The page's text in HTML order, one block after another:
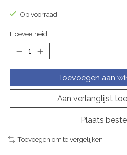
Op voorraad
Hoeveelheid:
Toevoegen aan
Aan verlanglijst
Plaats
Toevoegen om te vergelijken